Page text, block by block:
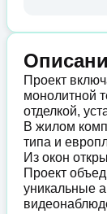
Проект
монолитной
отделкой,
В жилом
типа и
Из окон
Проект
уникальные